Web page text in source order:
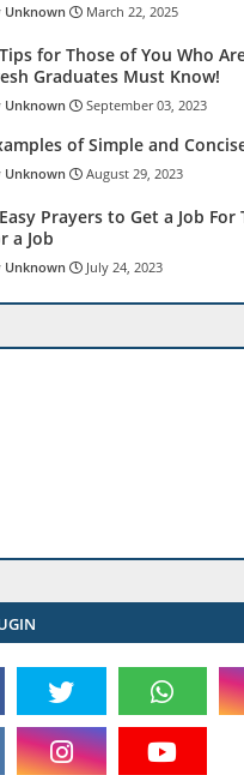
Unknown March 22, 2025
for Those of You Who
Graduates Must Know!
Unknown September 03, 2023
of Simple and
Unknown August 29, 2023
Prayers to Get a Job
a Job
Unknown July 24, 2023